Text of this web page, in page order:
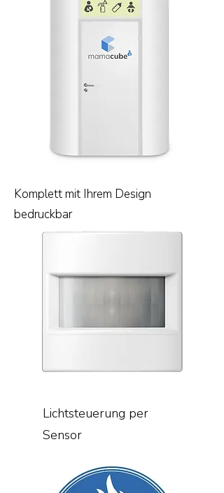
Komplett mit Ihrem Design
bedruckbar
Lichtsteuerung per
Sensor